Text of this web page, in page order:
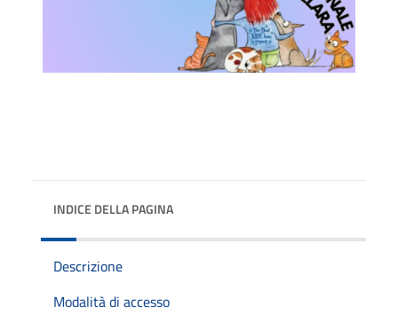
INDICE DELLA PAGINA
Descrizione
Modalità di accesso